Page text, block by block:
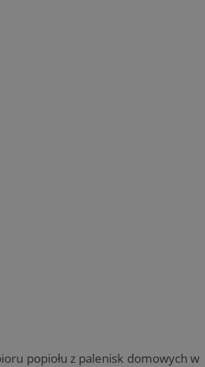
popiołu z palenisk domowych w